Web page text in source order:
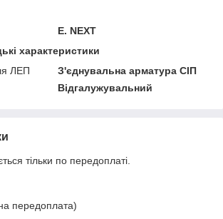
E. NEXT
характеристики
ЛЕП
З'єднувальна арматура СІП
Відгалужувальний
тільки по передоплаті.
передоплата)